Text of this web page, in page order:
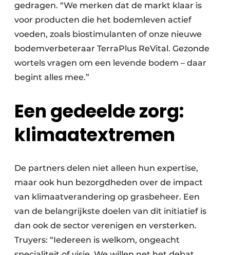
gedragen. “We merken dat de markt klaar is
voor producten die het bodemleven actief
voeden, zoals biostimulanten of onze nieuwe
bodemverbeteraar TerraPlus ReVital. Gezonde
wortels vragen om een levende bodem – daar
begint alles mee.”
Een gedeelde zorg:
klimaatextremen
De partners delen niet alleen hun expertise,
maar ook hun bezorgdheden over de impact
van klimaatverandering op grasbeheer. Een
van de belangrijkste doelen van dit initiatief is
dan ook de sector verenigen en versterken.
Truyers: “Iedereen is welkom, ongeacht